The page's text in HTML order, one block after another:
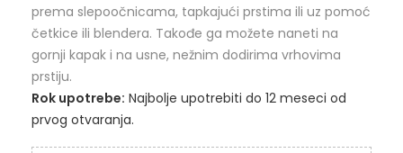
prema slepoočnicama, tapkajući prstima ili uz pomoć
četkice ili blendera. Takođe ga možete naneti na
gornji kapak i na usne, nežnim dodirima vrhovima
prstiju.
Rok upotrebe: Najbolje upotrebiti do 12 meseci od
prvog otvaranja.